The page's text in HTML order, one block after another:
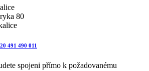
80
491 490 011
spojeni přímo k požadovanému